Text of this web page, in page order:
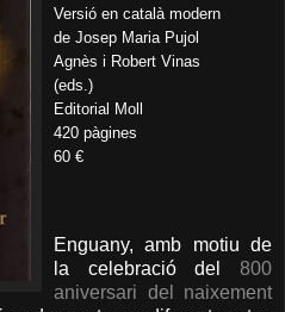
Versió en català modern
de Josep Maria Pujol
Agnès i Robert Vinas
(eds.)
Editorial Moll
420 pàgines
60 €
Enguany, amb motiu de
la celebració del 800
aniversari del naixement